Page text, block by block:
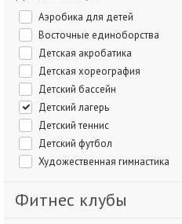
Аэробика для детей
Восточные единоборства
Детская акробатика
Детская хореография
Детский бассейн
Детский лагерь
Детский теннис
Детский футбол
Художественная гимнастика
Фитнес клубы